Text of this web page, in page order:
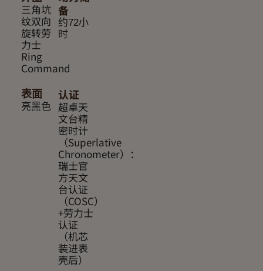
表面
亮黑色
三角坑
纹双向
旋转劳
力士
Ring
Command
备
约72小
时
认证
超卓天
文台精
密时计
（Superlative
Chronometer）：
瑞士官
方天文
台认证
（COSC）
+劳力士
认证
（机芯
装进表
壳后）